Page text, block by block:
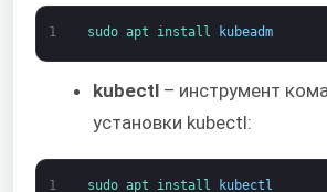
1 sudo apt install kubeadm
kubectl – инструмент
установки kubectl:
1 sudo apt install kubectl